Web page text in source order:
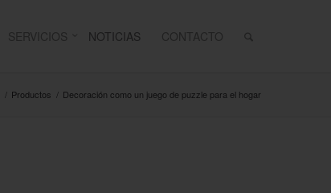
SERVICIOS NOTICIAS CONTACTO
/ Productos / Decoración como un juego de puzzle para el hogar